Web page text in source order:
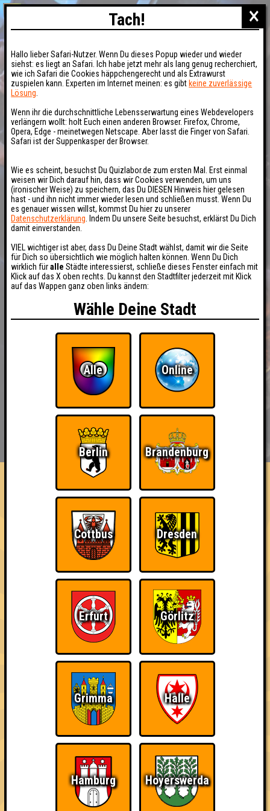
HIGHSCORE RESERVIERUNG
FAQ ÜBER UNS
Seitenquiz 64
Esscobar Open Air III · 21.08.2013 · Esscobar
Angemeldete Teams
1. Alle adoptiert
14
12 11 37
2. Schmetto Heads
11 10 13 34
×
Tach!
Hallo lieber Safari-Nutzer. Wenn Du dieses Popup wieder und wieder
siehst: es liegt an Safari. Ich habe jetzt mehr als lang genug recherchiert,
wie ich Safari die Cookies häppchengerecht und als Extrawurst
zuspielen kann. Experten im Internet meinen: es gibt keine zuverlässige
Lösung
Wenn ihr die durchschnittliche Lebensserwartung eines Webdevelopers
verlängern wollt: holt Euch einen anderen Browser. Firefox, Chrome,
Opera, Edge - meinetwegen Netscape. Aber lasst die Finger von Safari.
Safari ist der Suppenkasper der Browser.
Wie es scheint, besuchst Du Quizlabor.de zum ersten Mal. Erst einmal
weisen wir Dich darauf hin, dass wir Cookies verwenden, um uns
(ironischer Weise) zu speichern, das Du DIESEN Hinweis hier gelesen
hast - und ihn nicht immer wieder lesen und schließen musst. Wenn Du
es genauer wissen willst, kommst Du hier zu unserer
Datenschutzerklärung . Indem Du unsere Seite besuchst, erklärst Du Dich
damit einverstanden.
VIEL wichtiger ist aber, dass Du Deine Stadt wählst, damit wir die Seite
für Dich so übersichtlich wie möglich halten können. Wenn Du Dich
wirklich füralle Städte interessierst, schließe dieses Fenster einfach mit
Klick auf das X oben rechts. Du kannst den Stadtfilter jederzeit mit Klick
auf das Wappen ganz oben links ändern:
Wähle Deine Stadt
Alle Online
Berlin Brandenburg
Cottbus Dresden
Erfurt Görlitz
Grimma Halle
Hamburg Hoyerswerda